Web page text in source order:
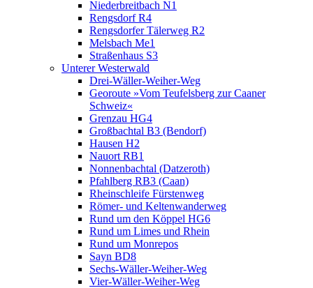
Niederbreitbach N1
Rengsdorf R4
Rengsdorfer Tälerweg R2
Melsbach Me1
Straßenhaus S3
Unterer Westerwald
Drei-Wäller-Weiher-Weg
Georoute »Vom Teufelsberg zur Caaner
Schweiz«
Grenzau HG4
Großbachtal B3 (Bendorf)
Hausen H2
Nauort RB1
Nonnenbachtal (Datzeroth)
Pfahlberg RB3 (Caan)
Rheinschleife Fürstenweg
Römer- und Keltenwanderweg
Rund um den Köppel HG6
Rund um Limes und Rhein
Rund um Monrepos
Sayn BD8
Sechs-Wäller-Weiher-Weg
Vier-Wäller-Weiher-Weg